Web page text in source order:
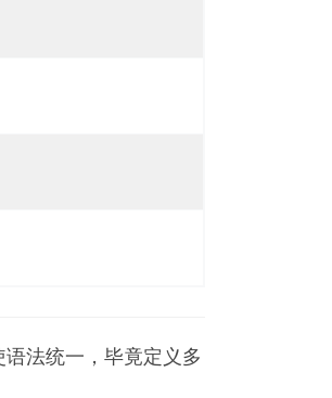
法统一，毕竟定义多